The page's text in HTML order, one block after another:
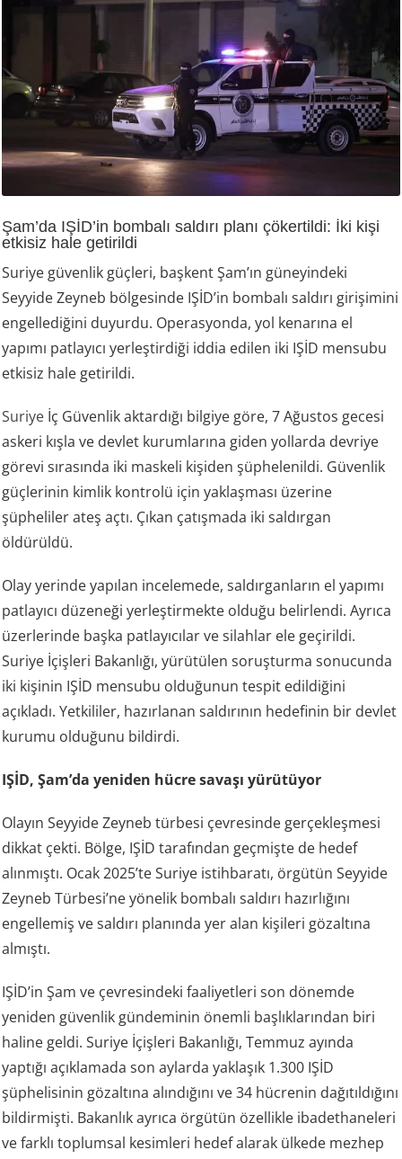
Şam’da IŞİD’in bombalı saldırı planı çökertildi: İki kişi
etkisiz hale getirildi
Suriye güvenlik güçleri, başkent Şam’ın güneyindeki
Seyyide Zeyneb bölgesinde IŞİD’in bombalı saldırı girişimini
engellediğini duyurdu. Operasyonda, yol kenarına el
yapımı patlayıcı yerleştirdiği iddia edilen iki IŞİD mensubu
etkisiz hale getirildi.
Suriye İç Güvenlik aktardığı bilgiye göre, 7 Ağustos gecesi
askeri kışla ve devlet kurumlarına giden yollarda devriye
görevi sırasında iki maskeli kişiden şüphelenildi. Güvenlik
güçlerinin kimlik kontrolü için yaklaşması üzerine
şüpheliler ateş açtı. Çıkan çatışmada iki saldırgan
öldürüldü.
Olay yerinde yapılan incelemede, saldırganların el yapımı
patlayıcı düzeneği yerleştirmekte olduğu belirlendi. Ayrıca
üzerlerinde başka patlayıcılar ve silahlar ele geçirildi.
Suriye İçişleri Bakanlığı, yürütülen soruşturma sonucunda
iki kişinin IŞİD mensubu olduğunun tespit edildiğini
açıkladı. Yetkililer, hazırlanan saldırının hedefinin bir devlet
kurumu olduğunu bildirdi.
IŞİD, Şam’da yeniden hücre savaşı yürütüyor
Olayın Seyyide Zeyneb türbesi çevresinde gerçekleşmesi
dikkat çekti. Bölge, IŞİD tarafından geçmişte de hedef
alınmıştı. Ocak 2025’te Suriye istihbaratı, örgütün Seyyide
Zeyneb Türbesi’ne yönelik bombalı saldırı hazırlığını
engellemiş ve saldırı planında yer alan kişileri gözaltına
almıştı.
IŞİD’in Şam ve çevresindeki faaliyetleri son dönemde
yeniden güvenlik gündeminin önemli başlıklarından biri
haline geldi. Suriye İçişleri Bakanlığı, Temmuz ayında
yaptığı açıklamada son aylarda yaklaşık 1.300 IŞİD
şüphelisinin gözaltına alındığını ve 34 hücrenin dağıtıldığını
bildirmişti. Bakanlık ayrıca örgütün özellikle ibadethaneleri
ve farklı toplumsal kesimleri hedef alarak ülkede mezhep